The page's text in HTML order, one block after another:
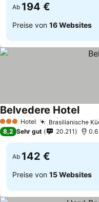
Ab 194 €
Preise von 16 Websites
3 SterneHotel Brasilianische
Belvedere Hotel
8,2 Sehr gut 20.211 0.6
Ab 142 €
Preise von 15 Websites